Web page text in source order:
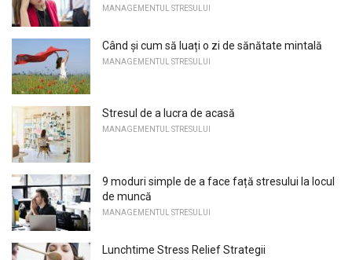
MANAGEMENTUL STRESULUI
Când și cum să luați o zi de sănătate mintală
MANAGEMENTUL STRESULUI
Stresul de a lucra de acasă
MANAGEMENTUL STRESULUI
9 moduri simple de a face față stresului la locul
de muncă
MANAGEMENTUL STRESULUI
Lunchtime Stress Relief Strategii